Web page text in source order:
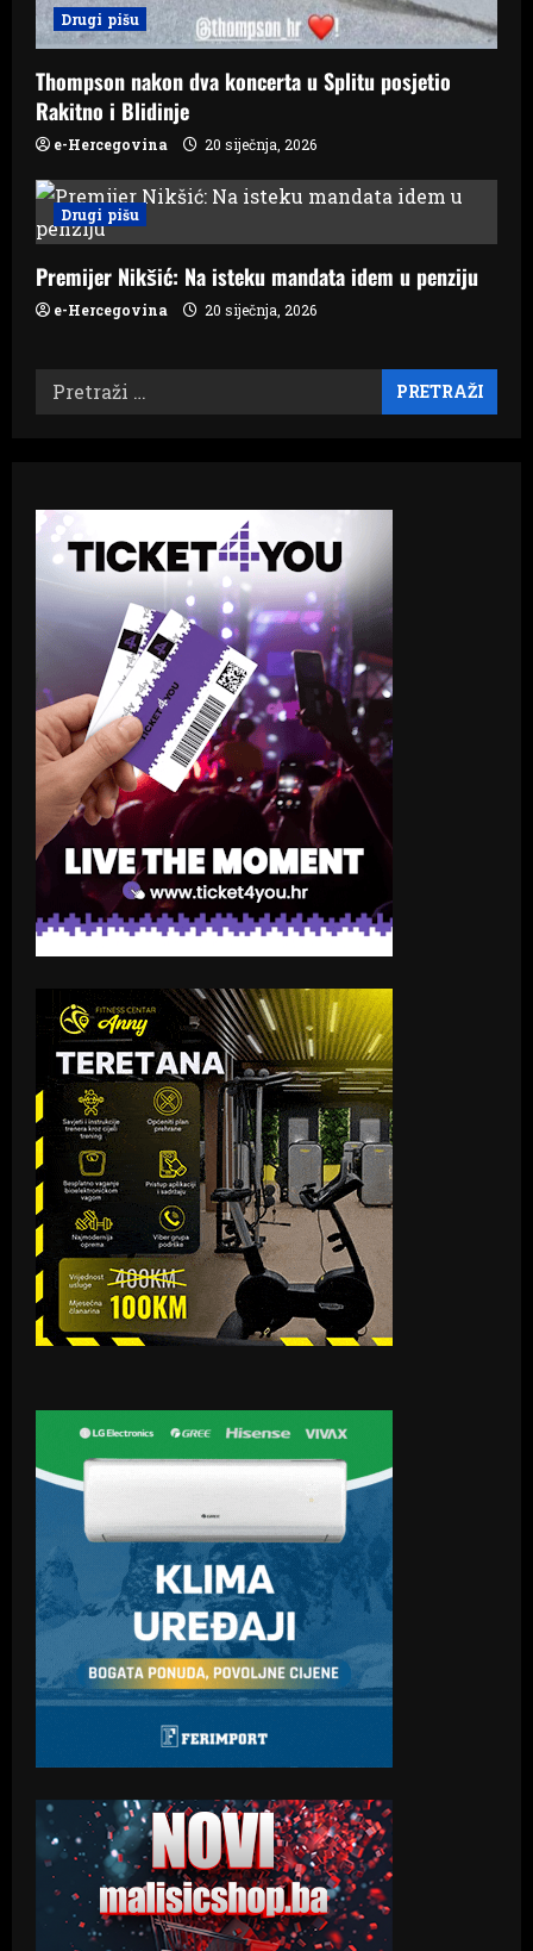
Drugi pišu
Thompson nakon dva koncerta u Splitu posjetio
Rakitno i Blidinje
e-Hercegovina 20 siječnja, 2026
Drugi pišu
Premijer Nikšić: Na isteku mandata idem u penziju
e-Hercegovina 20 siječnja, 2026
Pretraži: